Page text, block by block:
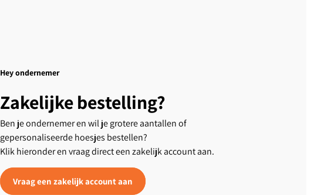
Hey ondernemer
Zakelijke bestelling?
Ben je ondernemer en wil je grotere aantallen of
gepersonaliseerde hoesjes bestellen?
Klik hieronder en vraag direct een zakelijk account aan.
Vraag een zakelijk account aan